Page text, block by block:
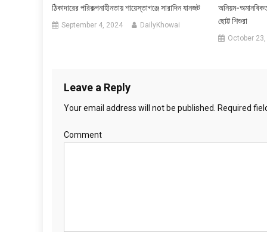
ঠিকাদারের পরিকল্পনাহীনতায় শায়েস্তাগঞ্জে সারাদিন যানজট
September 4, 2024 DailyKhowai
অনিয়ম-
ছোট্ট শিশুরা
October
Leave a Reply
Your email address will not be published. Required
Comment